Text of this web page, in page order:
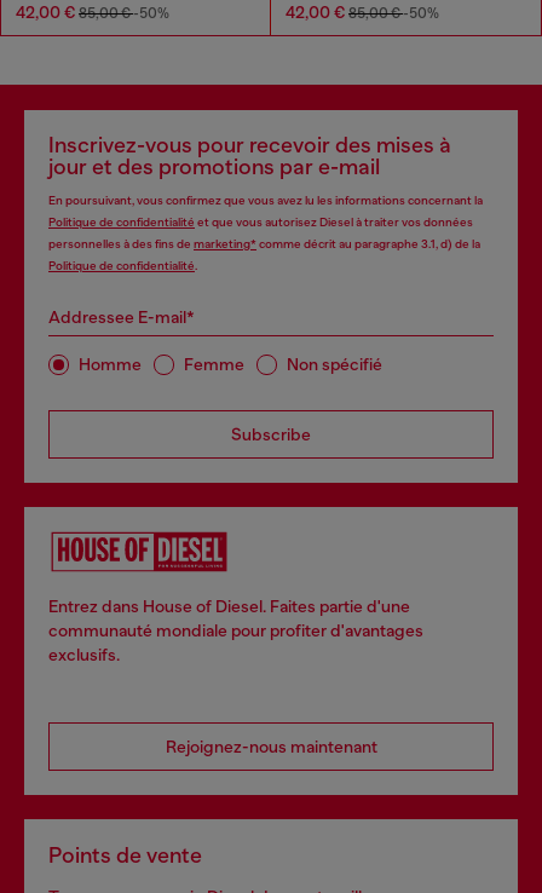
42,00 € 85,00 €-50% 42,00 € 85,00 €-50%
Inscrivez-vous pour recevoir des mises à
jour et des promotions par e-mail
En poursuivant, vous confirmez que vous avez lu les informations concernant la
Politique de confidentialité et que vous autorisez Diesel à traiter vos données
personnelles à des fins de marketing*comme décrit au paragraphe 3.1, d) de la
Politique de confidentialité
Addressee E-mail*
Homme Femme Non spécifié
Subscribe
Entrez dans House of Diesel. Faites partie d'une
communauté mondiale pour profiter d'avantages
exclusifs.
Rejoignez-nous maintenant
Points de vente